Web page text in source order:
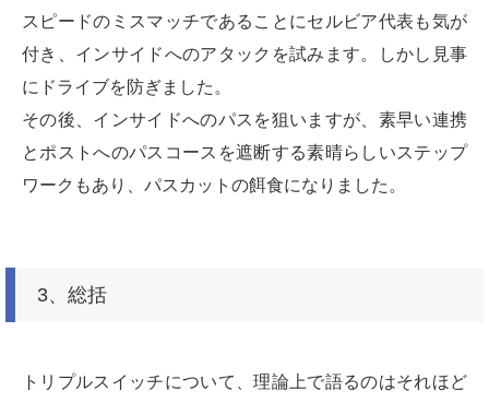
スピードのミスマッチであることにセルビア代表も気が
付き、インサイドへのアタックを試みます。しかし見事
にドライブを防ぎました。
その後、インサイドへのパスを狙いますが、素早い連携
とポストへのパスコースを遮断する素晴らしいステップ
ワークもあり、パスカットの餌食になりました。
3、総括
トリプルスイッチについて、理論上で語るのはそれほど